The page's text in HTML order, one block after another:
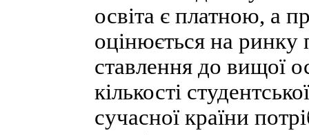
освіта є платною, а
оцінюється на ринку
ставлення до вищої
кількості
сучасної країни